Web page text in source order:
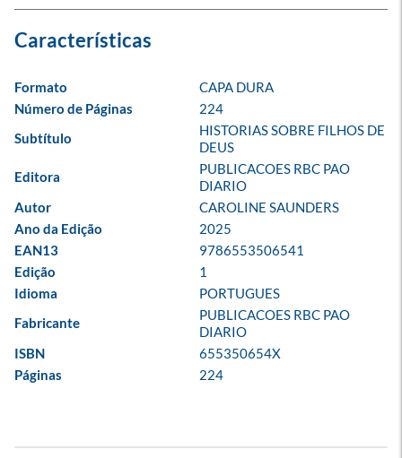
Formato
CAPA DURA
Número de Páginas
224
Subtítulo
HISTORIAS SOBRE FILHOS DE
DEUS
Editora
PUBLICACOES RBC PAO
DIARIO
Autor
CAROLINE SAUNDERS
Ano da Edição
2025
EAN13
9786553506541
Edição
1
Idioma
PORTUGUES
Fabricante
PUBLICACOES RBC PAO
DIARIO
ISBN
655350654X
Páginas
224